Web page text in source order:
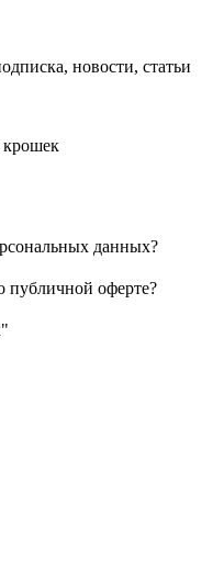
новости, статьи
крошек
данных?
публичной оферте?